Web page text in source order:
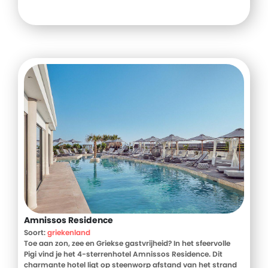
Amnissos Residence
Soort:griekenland
Toe aan zon, zee en Griekse gastvrijheid? In het sfeervolle
Pigi vind je het 4-sterrenhotel Amnissos Residence. Dit
charmante hotel ligt op steenworp afstand van het strand